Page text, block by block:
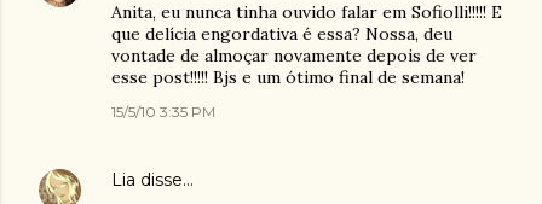
Anita, eu nunca tinha ouvido falar em Sofiolli!!!!! E
que delícia engordativa é essa? Nossa, deu
vontade de almoçar novamente depois de ver
esse post!!!!! Bjs e um ótimo final de semana!
15/5/10 3:35 PM
Lia disse…